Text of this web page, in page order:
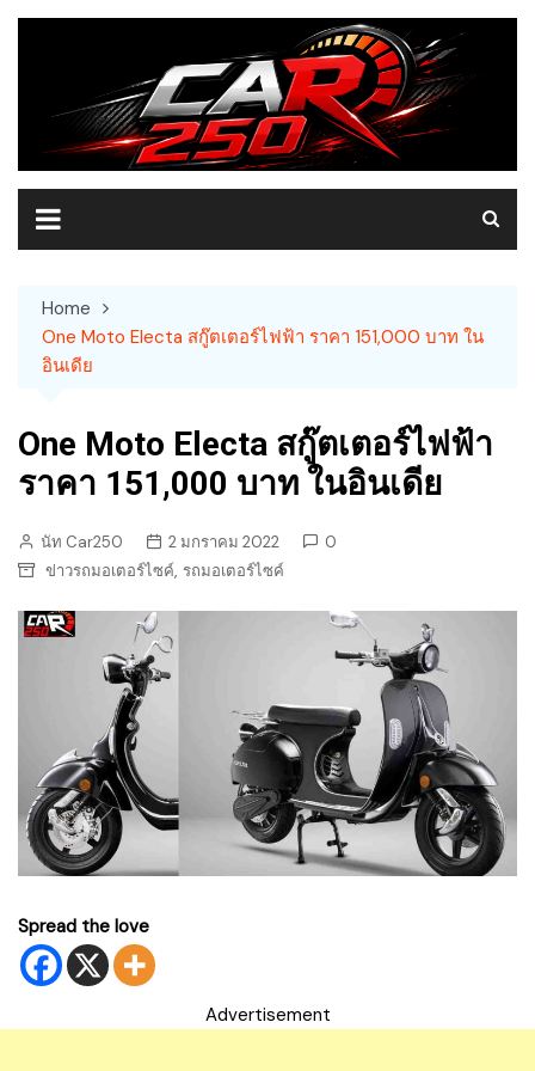
Skip
Home
One Moto Electa สกู๊ตเตอร์ไฟฟ้า ราคา 151,000 บาท ใน
อินเดีย
One Moto Electa สกู๊ตเตอร์ไฟฟ้า
ราคา 151,000 บาท ในอินเดีย
นัท Car250 2 มกราคม 2022
0
ข่าวรถมอเตอร์ไซค์, รถมอเตอร์ไซค์
Spread the love
Advertisement